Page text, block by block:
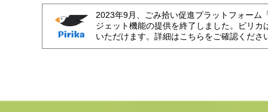
2023年9月、ごみ拾い促進プラットフォーム
ジェット機能の提供を終了しました。ピリカ
いただけます。詳細はこちらをご確認くださ